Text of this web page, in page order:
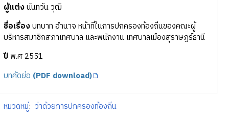
ผู้แต่งนันทวัน วุฒิ
ชื่อเรื่องบทบาท อำนาจ หน้าที่ในการปกครองท้องถิ่นของคณะผู้
บริหารสมาชิกสภาเทศบาล และพนักงาน เทศบาลเมืองสุราษฎร์ธานี
ปีพ.ศ 2551
บทคัดย่อ (PDF download)
หมวดหมู่: ว่าด้วยการปกครองท้องถิ่น